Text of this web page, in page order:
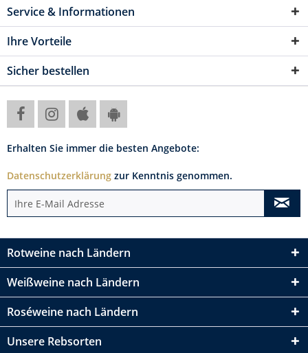
Service & Informationen
Ihre Vorteile
Sicher bestellen
Erhalten Sie immer die besten Angebote:
Datenschutzerklärung zur Kenntnis genommen.
Rotweine nach Ländern
Weißweine nach Ländern
Roséweine nach Ländern
Unsere Rebsorten